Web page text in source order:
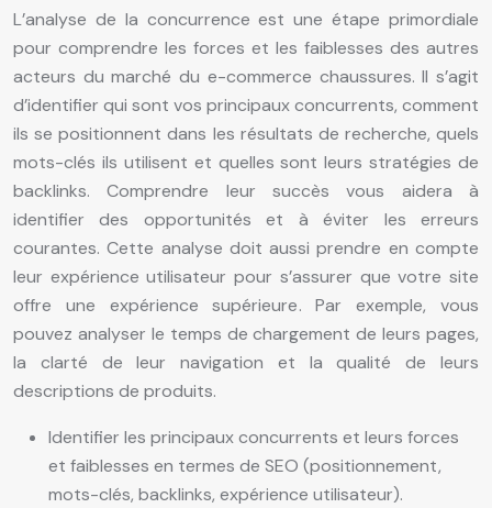
L’analyse de la concurrence est une étape primordiale
pour comprendre les forces et les faiblesses des autres
acteurs du marché du e-commerce chaussures. Il s’agit
d’identifier qui sont vos principaux concurrents, comment
ils se positionnent dans les résultats de recherche, quels
mots-clés ils utilisent et quelles sont leurs stratégies de
backlinks. Comprendre leur succès vous aidera à
identifier des opportunités et à éviter les erreurs
courantes. Cette analyse doit aussi prendre en compte
leur expérience utilisateur pour s’assurer que votre site
offre une expérience supérieure. Par exemple, vous
pouvez analyser le temps de chargement de leurs pages,
la clarté de leur navigation et la qualité de leurs
descriptions de produits.
Identifier les principaux concurrents et leurs forces
et faiblesses en termes de SEO (positionnement,
mots-clés, backlinks, expérience utilisateur).